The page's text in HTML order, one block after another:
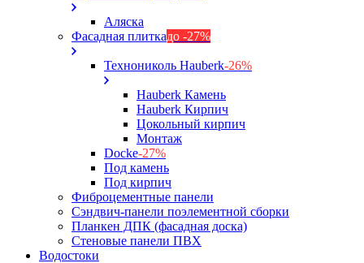
Аляска
Фасадная плиткадо -27%
Технониколь Hauberk-26%
Hauberk Камень
Hauberk Кирпич
Цокольный кирпич
Монтаж
Docke-27%
Под камень
Под кирпич
Фиброцементные панели
Сэндвич-панели поэлементной сборки
Планкен ДПК (фасадная доска)
Стеновые панели ПВХ
Водостоки